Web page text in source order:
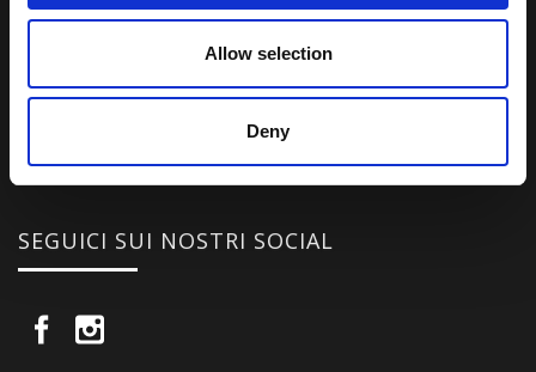
Allow selection
Deny
della cultura, della storia e della religione del paese e rendere più
vicina la possibilità per chiunque voglia – almeno una volta nella vita
SEGUICI SUI NOSTRI SOCIAL